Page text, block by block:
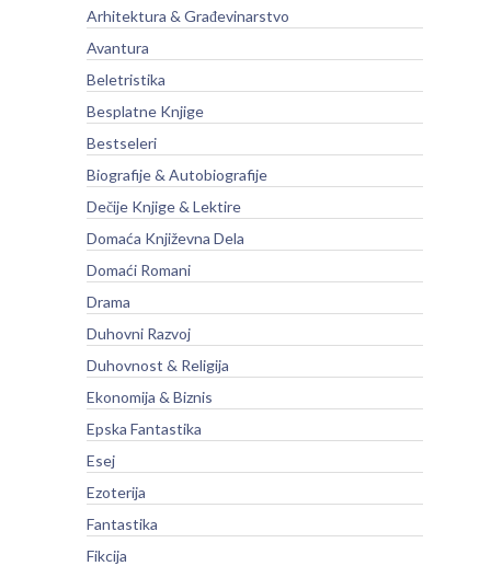
Arhitektura & Građevinarstvo
Avantura
Beletristika
Besplatne Knjige
Bestseleri
Biografije & Autobiografije
Dečije Knjige & Lektire
Domaća Književna Dela
Domaći Romani
Drama
Duhovni Razvoj
Duhovnost & Religija
Ekonomija & Biznis
Epska Fantastika
Esej
Ezoterija
Fantastika
Fikcija